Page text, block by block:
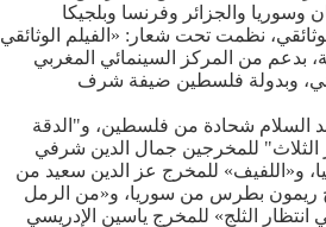
والجزائر وفرنسا وبلجيكا
نظمت تحت شعار: «الفيلم الوثائقي
بدعم من المركز السينمائي المغربي
وبدولة فلسطين ضيفة شرف
السلام شحادة من فلسطين، و"الدقة
الثلاث" للمخرجين جمال الدين شرفي
و«اللفيف» للمخرج عز الدين سعيد من
ريمون بطرس من سوريا، و«من الرمل
الثلج» للمخرج ياسين الإدريسي